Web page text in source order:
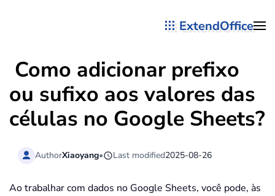
ExtendOffice
Como adicionar prefixo
ou sufixo aos valores das
células no Google Sheets?
AuthorXiaoyang• Last modified2025-08-26
Ao trabalhar com dados no Google Sheets, você pode, às